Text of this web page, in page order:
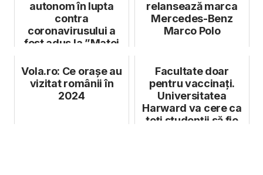
autonom în lupta
contra
coronavirusului a
fost adus la ”Matei
relansează marca
Mercedes-Benz
Marco Polo
Vola.ro: Ce orașe au
vizitat românii în
2024
Facultate doar
pentru vaccinați.
Universitatea
Harward va cere ca
toți studenții să fie